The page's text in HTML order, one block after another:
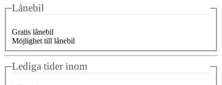
Lånebil
Gratis lånebil
Möjlighet till lånebil
Lediga tider inom